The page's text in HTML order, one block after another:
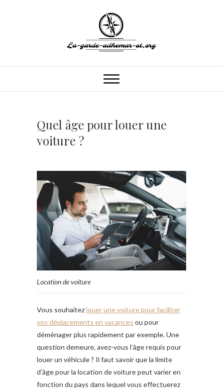
La-garde-
adhemar-ot.org
Quel âge pour louer une
voiture ?
Location de voiture
Vous souhaitezlouer une voiture pour faciliter
vos déplacements en vacances ou pour
déménager plus rapidement par exemple. Une
question demeure, avez-vous l’âge requis pour
louer un véhicule ? Il faut savoir que la limite
d’âge pour la location de voiture peut varier en
fonction du pays dans lequel vous effectuerez